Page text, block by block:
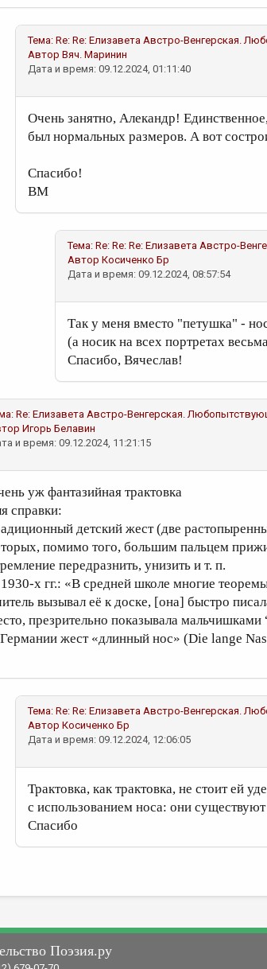
Тема: Re: Re: Елизавета Австро-Венгерская.
Автор Вяч. Маринин
Дата и время: 09.12.2024, 01:11:40
Очень занятно, Алекандр!
был нормальных размеров. А вот
Спасибо!
ВМ
Тема: Re: Re: Re: Елизавета Австро-
Автор Косиченко Бр
Дата и время: 09.12.2024, 08:57:54
Так у меня вместо "петушка" -
(а носик на всех портретах
Спасибо, Вячеслав!
Re: Елизавета Австро-Венгерская.
Игорь Белавин
и время: 09.12.2024, 11:21:15
уж фантазийная трактовка
справки:
детский жест (две
помимо того, большим пальцем
передразнить, унизить и т. п.
х гг.: «В средней школе многие
вызывал её к доске, [она] быстро
презрительно показывала
жест «длинный нос» (Die lange
Тема: Re: Re: Елизавета Австро-Венгерская.
Автор Косиченко Бр
Дата и время: 09.12.2024, 12:06:05
Трактовка, как трактовка, не стоит ей
с использованием носа: они
Спасибо
Поэзия.ру